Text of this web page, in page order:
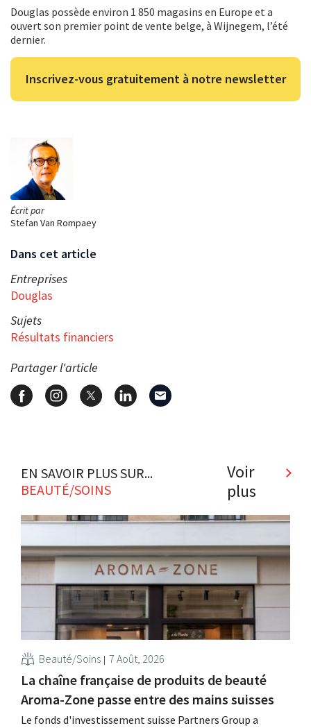
Écrit par
Stefan Van Rompaey
Dans cet article
Entreprises
Douglas
Sujets
Résultats financiers
Partager l'article
Douglas possède environ 1 850 magasins en Europe et a
ouvert son premier point de vente belge, à Wijnegem, l’été
dernier.
Inscrivez-vous gratuitement à notre newsletter
EN SAVOIR PLUS SUR...
BEAUTÉ/SOINS
Voir
plus
Beauté/Soins 7 Août, 2026
La chaîne française de produits de beauté
Aroma-Zone passe entre des mains suisses
Le fonds d'investissement suisse Partners Group a